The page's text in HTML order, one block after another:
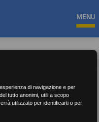
MENU
di navigazione e per
tutto anonimi, utili a scopo
utilizzato per identificarti o per